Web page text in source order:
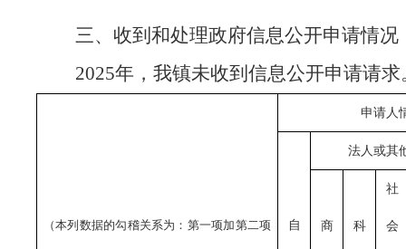
三、收到和处理政府信息公开申请情况
2025年，我镇未收到信息公开申请请求
（本列数据的勾稽关系为：第一项加第二项
申请人
自
法人或其
商 科
社
会